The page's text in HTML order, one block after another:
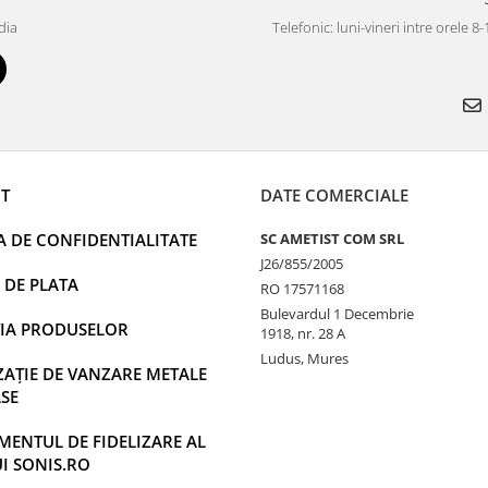
Telefonic: luni-vineri intre orele
DE CONFIDENTIALITATE
PLATA
PRODUSELOR
DE VANZARE METALE
DE FIDELIZARE AL
SONIS.RO
DATE COMERCIALE
SC AMETIST COM SRL
J26/855/2005
RO 17571168
Bulevardul 1 Decembrie
1918, nr. 28 A
Ludus, Mures